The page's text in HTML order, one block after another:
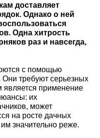
доставляет
Однако о ней
Одна хитрость
раз и навсегда,
с помощью
Они требуют серьезных
является применение
их
может
на росте дачных
значительно реже.